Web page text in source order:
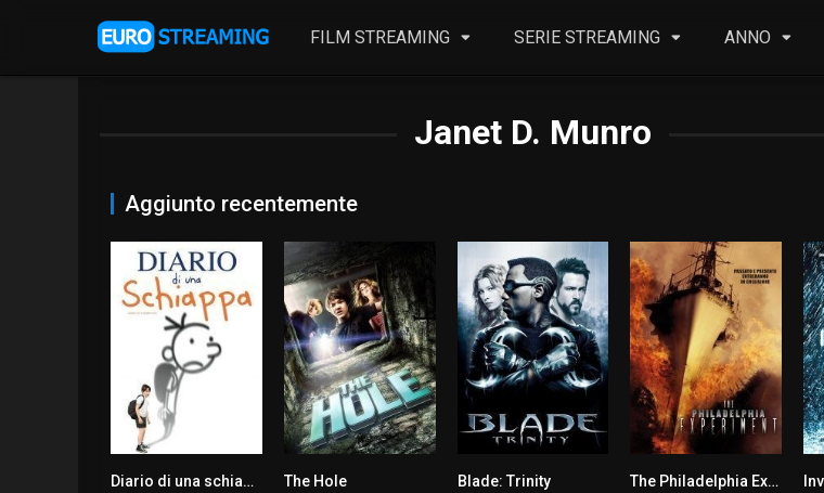
FILM STREAMING SERIE STREAMING ANNO
Janet D. Munro
Aggiunto recentemente
6.2
Diario di una schiappa The Hole Blade: Trinity 4.1The Philadelphia Experiment